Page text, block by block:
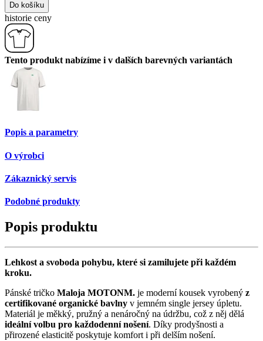
Do košíku
historie ceny
Tento produkt nabízíme i v dalších barevných variantách
Popis a parametry
O výrobci
Zákaznický servis
Podobné produkty
Popis produktu
Lehkost a svoboda pohybu, které si zamilujete při každém
kroku.
Pánské tričko Maloja MOTONM. je moderní kousek vyrobený z
certifikované organické bavlny v jemném single jersey úpletu.
Materiál je měkký, pružný a nenáročný na údržbu, což z něj dělá
ideální volbu pro každodenní nošení. Díky prodyšnosti a
přirozené elasticitě poskytuje komfort i při delším nošení.